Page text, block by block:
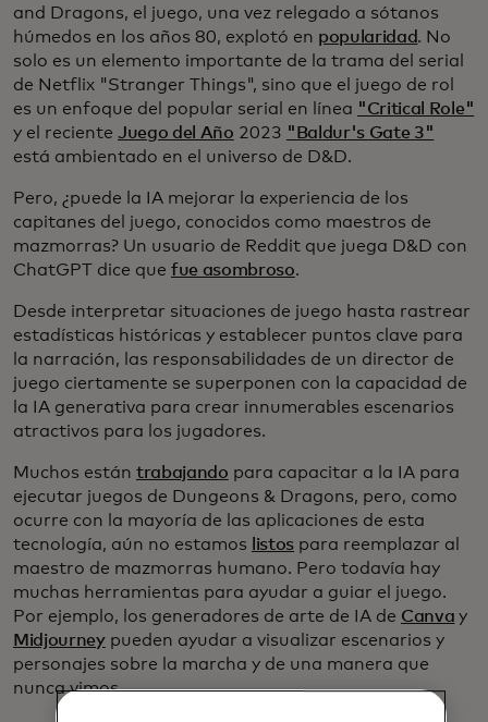
and Dragons, el juego, una vez relegado a sótanos
húmedos en los años 80, explotó en popularidad. No
solo es un elemento importante de la trama del serial
de Netflix "Stranger Things", sino que el juego de rol
es un enfoque del popular serial en línea "Critical Role"
y el reciente Juego del Año 2023 "Baldur's Gate 3"
está ambientado en el universo de D&D.
Pero, ¿puede la IA mejorar la experiencia de los
capitanes del juego, conocidos como maestros de
mazmorras? Un usuario de Reddit que juega D&D con
ChatGPT dice que fue asombroso.
Desde interpretar situaciones de juego hasta rastrear
estadísticas históricas y establecer puntos clave para
la narración, las responsabilidades de un director de
juego ciertamente se superponen con la capacidad de
la IA generativa para crear innumerables escenarios
atractivos para los jugadores.
Muchos están trabajando para capacitar a la IA para
ejecutar juegos de Dungeons & Dragons, pero, como
ocurre con la mayoría de las aplicaciones de esta
tecnología, aún no estamos
listos para reemplazar al
maestro de mazmorras humano. Pero todavía hay
muchas herramientas para ayudar a guiar el juego.
Por ejemplo, los generadores de arte de IA de Canva y
Midjourneypueden ayudar a visualizar escenarios y
personajes sobre la marcha y de una manera que
nunca vimos.